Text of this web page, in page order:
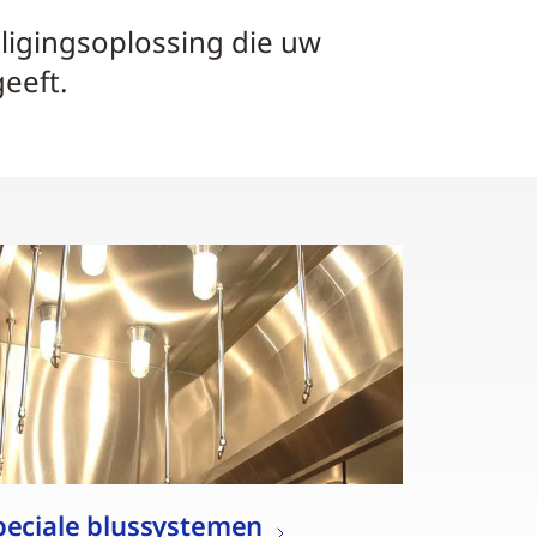
die uw
blussystemen